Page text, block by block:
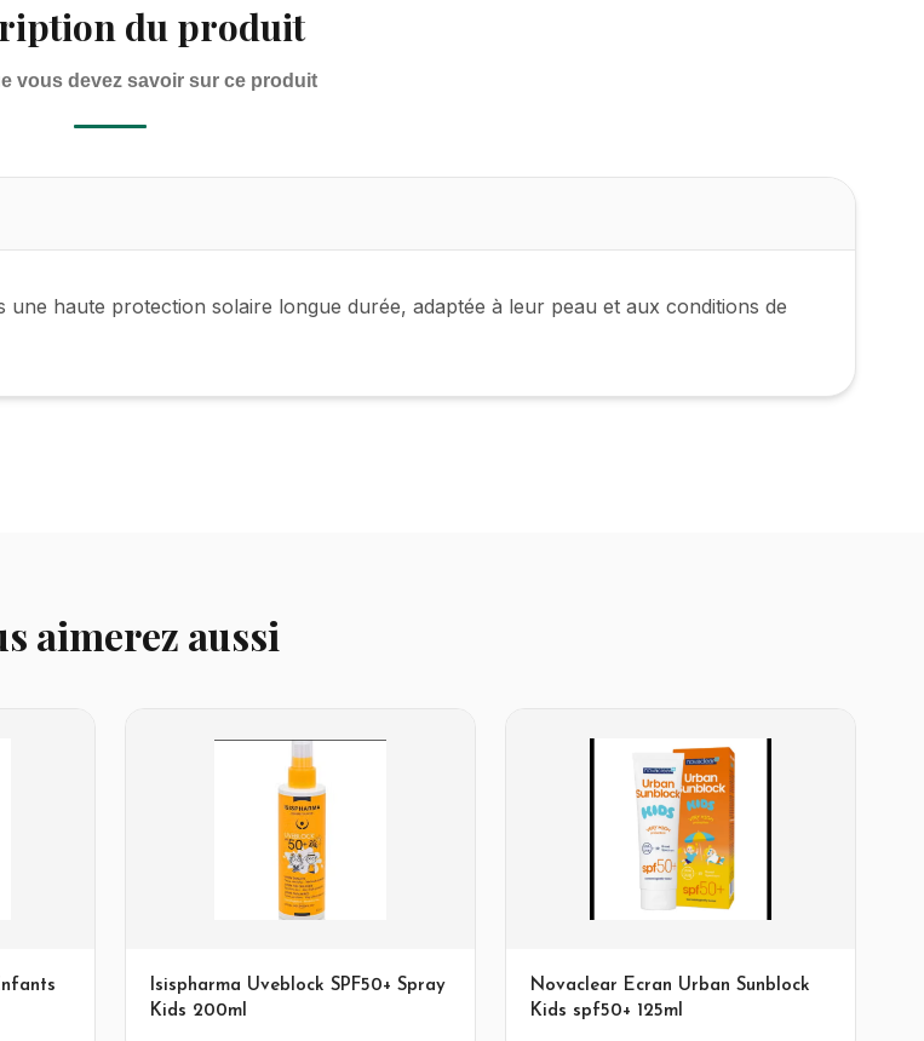
du produit
vous devez savoir sur ce produit
haute protection solaire longue durée, adaptée à leur peau et aux conditions de
aimerez aussi
Isispharma Uveblock SPF50+ Spray
Kids 200ml
Novaclear Ecran Urban Sunblock
Kids spf50+ 125ml